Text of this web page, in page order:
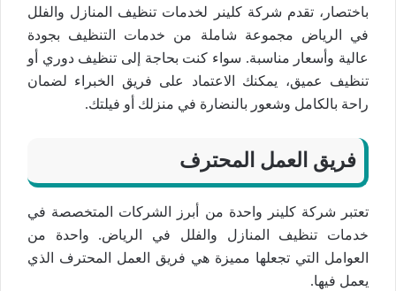
باختصار، تقدم شركة كلينر لخدمات تنظيف المنازل والفلل
في الرياض مجموعة شاملة من خدمات التنظيف بجودة
عالية وأسعار مناسبة. سواء كنت بحاجة إلى تنظيف دوري أو
تنظيف عميق، يمكنك الاعتماد على فريق الخبراء لضمان
راحة بالكامل وشعور بالنضارة في منزلك أو فيلتك.
فريق العمل المحترف
تعتبر شركة كلينر واحدة من أبرز الشركات المتخصصة في
خدمات تنظيف المنازل والفلل في الرياض. واحدة من
العوامل التي تجعلها مميزة هي فريق العمل المحترف الذي
يعمل فيها.